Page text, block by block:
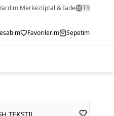
Merkeziİptal & İade TR
Favorilerim Sepetim